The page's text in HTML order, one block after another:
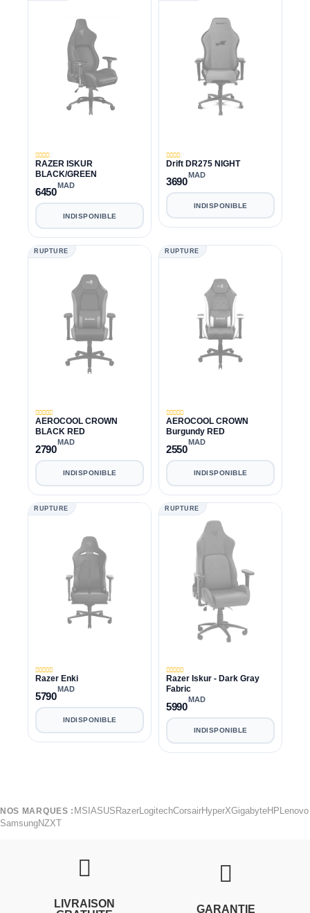
RAZER ISKUR
BLACK/GREEN
6450
MAD
INDISPONIBLE
Drift DR275 NIGHT
3690
MAD
INDISPONIBLE
RUPTURE
AEROCOOL CROWN
BLACK RED
2790
MAD
INDISPONIBLE
RUPTURE
AEROCOOL CROWN
Burgundy RED
2550
MAD
INDISPONIBLE
RUPTURE
Razer Enki
5790
MAD
INDISPONIBLE
RUPTURE
Razer Iskur - Dark Gray
Fabric
5990
MAD
INDISPONIBLE
NOS MARQUES : MSI ASUS RazerLogitechCorsairHyperXGigabyteHP Lenovo
SamsungNZXT
LIVRAISON
GARANTIE